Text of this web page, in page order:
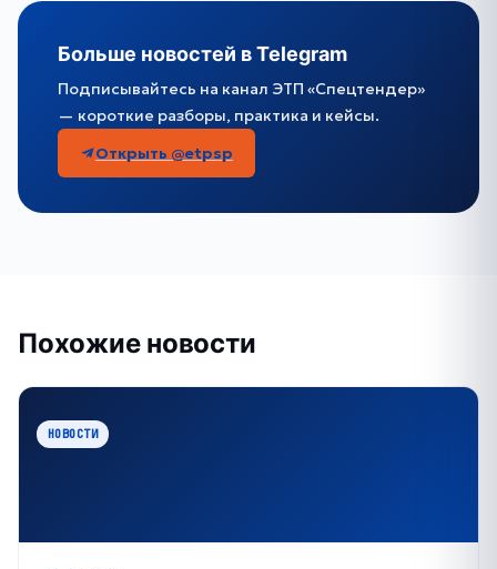
Больше новостей в Telegram
Подписывайтесь на канал ЭТП «Спецтендер»
— короткие разборы, практика и кейсы.
Открыть @etpsp
Похожие новости
НОВОСТИ